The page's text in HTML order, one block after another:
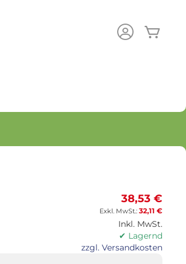
38,53 €
32,11 €
Inkl. MwSt.
✔ Lagernd
zzgl. Versandkosten